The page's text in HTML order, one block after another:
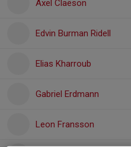
Axel Claëson
Edvin Burman Ridell
Elias Kharroub
Gabriel Erdmann
Leon Fransson